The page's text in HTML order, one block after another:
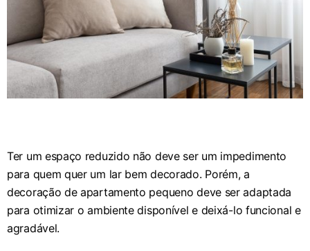
Ter um espaço reduzido não deve ser um impedimento
para quem quer um lar bem decorado. Porém, a
decoração de apartamento pequeno deve ser adaptada
para otimizar o ambiente disponível e deixá-lo funcional e
agradável.